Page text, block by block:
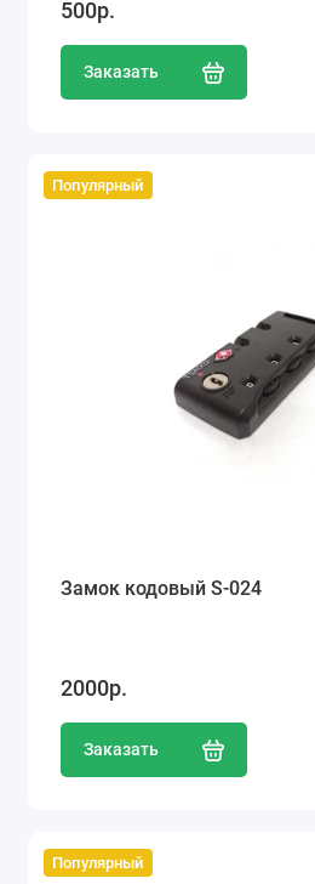
500р.
Заказать
Популярный
Замок кодовый S-024
2000р.
Заказать
Популярный